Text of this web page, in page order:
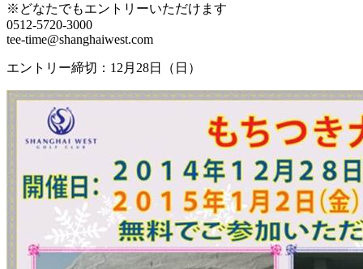
※どなたでもエントリーいただけます
0512-5720-3000
tee-time@shanghaiwest.com
エントリー締切：12月28日（日）